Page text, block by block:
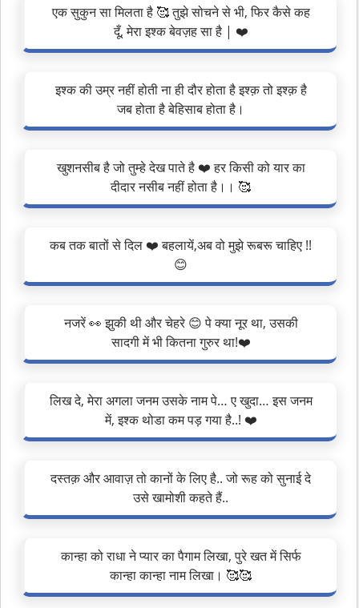
एक सुकुन सा मिलता है 🥰 तुझे सोचने से भी, फिर कैसे कह
दूँ, मेरा इश्क बेवज़ह सा है | ❤️
इश्क की उम्र नहीं होती ना ही दौर होता है इश्क़ तो इश्क़ है
जब होता है बेहिसाब होता है।
खुशनसीब है जो तुम्हे देख पाते है ❤️ हर किसी को यार का
दीदार नसीब नहीं होता है।। 🥰
कब तक बातों से दिल ❤️ बहलायें,अब वो मुझे रूबरू चाहिए !!
😊
नजरें 👀 झुकी थी और चेहरे 😊 पे क्या नूर था, उसकी
सादगी में भी कितना गुरुर था!❤️
लिख दे, मेरा अगला जनम उसके नाम पे… ए खुदा… इस जनम
में, इश्क थोडा कम पड़ गया है..! ❤️
दस्तक़ और आवाज़ तो कानों के लिए है.. जो रूह को सुनाई दे
उसे खामोशी कहते हैं..
कान्हा को राधा ने प्यार का पैगाम लिखा, पुरे खत में सिर्फ
कान्हा कान्हा नाम लिखा। 🥰🥰